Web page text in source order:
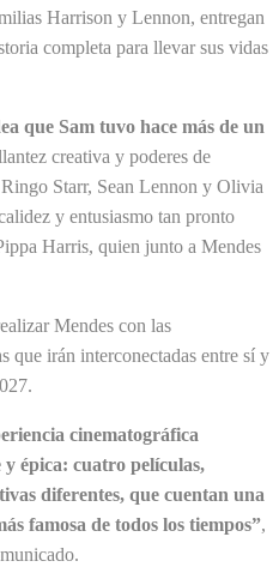
Harrison y Lennon, entregan
completa para llevar sus vidas
que Sam tuvo hace más de un
creativa y poderes de
Starr, Sean Lennon y Olivia
y entusiasmo tan pronto
Harris, quien junto a Mendes
Mendes con las
que irán interconectadas entre sí y
cinematográfica
y épica: cuatro películas,
diferentes, que cuentan una
famosa de todos los tiempos”,